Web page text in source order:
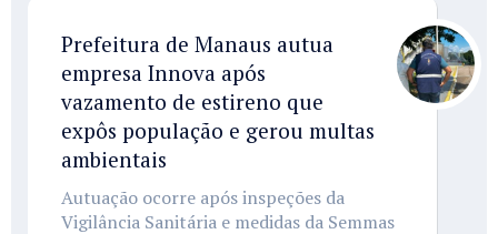
Prefeitura de Manaus autua
empresa Innova após
vazamento de estireno que
expôs população e gerou multas
ambientais
Autuação ocorre após inspeções da
Vigilância Sanitária e medidas da Semmas